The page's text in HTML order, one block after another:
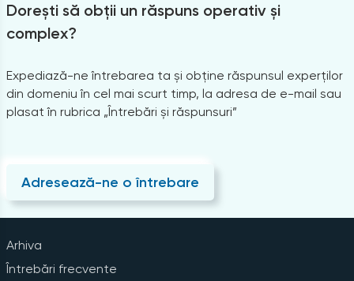
Dorești să obții un răspuns operativ și
complex?
Expediază-ne întrebarea ta și obține răspunsul experților
din domeniu în cel mai scurt timp, la adresa de e-mail sau
plasat în rubrica „Întrebări și răspunsuri”
Adresează-ne o întrebare
Arhiva
Întrebări frecvente